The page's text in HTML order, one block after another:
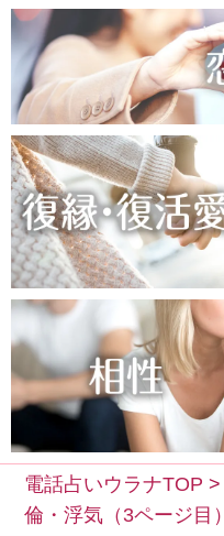
電話占いウラナTOP >
倫・浮気（3ページ目）